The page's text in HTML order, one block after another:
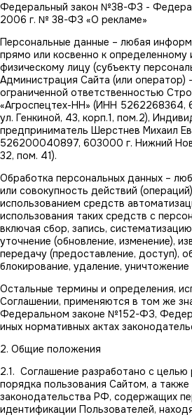
Федеральный закон №38-ФЗ -
2006 г. № 38-ФЗ «О рекламе»
Персональные данные – любая
прямо или косвенно к
физическому лицу (субъекту
Администрация Сайта (или оператор)
ограниченной ответственностью
«Агроспецтех-НН» (ИНН 5262268364,
ул. Генкиной, 43, корп.1, пом.2),
предприниматель Шерстнев Михаил
526200040897, 603000 г. Нижний
32, пом. 41).
Обработка персональных данных –
или совокупность действий
использованием средств
использования таких средств с
включая сбор, запись,
уточнение (обновление, изменение),
передачу (предоставление, доступ),
блокирование, удаление,
Остальные термины и определения,
Соглашении, применяются в том же
Федеральном законе №152-ФЗ,
иных нормативных актах
2. Общие положения
2.1. Соглашение разработано с целью
порядка пользования Сайтом, а
законодательства РФ, содержащих
идентификации Пользователей,